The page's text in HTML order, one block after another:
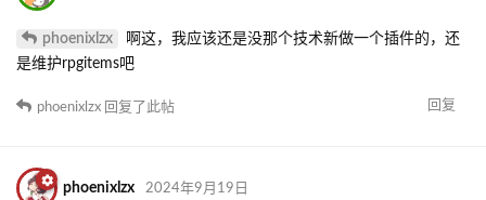
phoenixlzx
啊这，我应该还是没那个技术新做一个插件的，还
是维护rpgitems吧
回复
phoenixlzx 回复了此帖
phoenixlzx 2024年9月19日